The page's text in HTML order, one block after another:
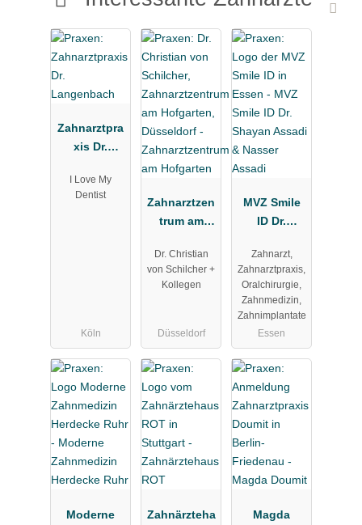
Zahnarztpra
xis Dr.
I Love My
Dentist
Köln
Zahnarztzen
trum am
Dr. Christian
von Schilcher +
Kollegen
Düsseldorf
MVZ Smile
ID Dr.
Assadi &
Nasser
Assadi
Zahnarzt,
Zahnarztpraxis,
Oralchirurgie,
Zahnmedizin,
Zahnimplantate
Essen
Moderne
Zahnärzteha
Magda